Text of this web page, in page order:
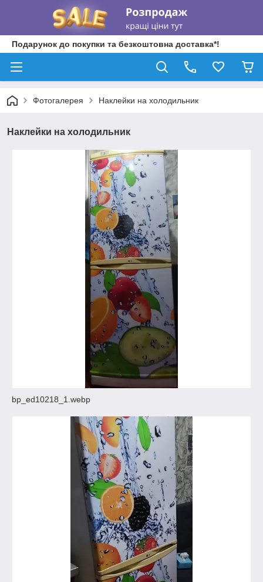
Подарунок до покупки та безкоштовна доставка*!
Фотогалерея Наклейки на холодильник
Наклейки на холодильник
bp_ed10218_1.webp